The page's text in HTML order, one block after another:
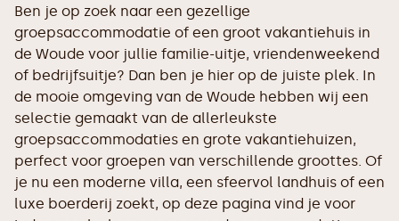
Ben je op zoek naar een gezellige
groepsaccommodatie of een groot vakantiehuis in
de Woude voor jullie familie-uitje, vriendenweekend
of bedrijfsuitje? Dan ben je hier op de juiste plek. In
de mooie omgeving van de Woude hebben wij een
selectie gemaakt van de allerleukste
groepsaccommodaties en grote vakantiehuizen,
perfect voor groepen van verschillende groottes. Of
je nu een moderne villa, een sfeervol landhuis of een
luxe boerderij zoekt, op deze pagina vind je voor